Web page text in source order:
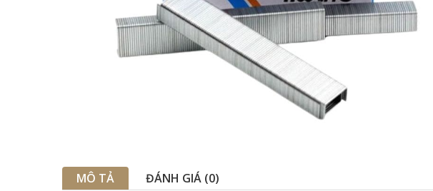
MÔ TẢ
ĐÁNH GIÁ (0)